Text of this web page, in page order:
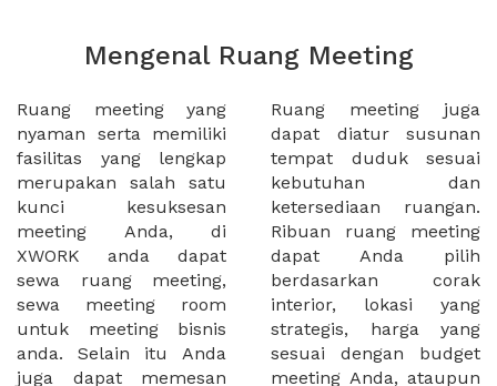
Mengenal Ruang Meeting
Ruang meeting yang
nyaman serta memiliki
fasilitas yang lengkap
merupakan salah satu
kunci kesuksesan
meeting Anda, di
XWORK anda dapat
sewa ruang meeting,
sewa meeting room
untuk meeting bisnis
anda. Selain itu Anda
juga dapat memesan
Ruang meeting juga
dapat diatur susunan
tempat duduk sesuai
kebutuhan dan
ketersediaan ruangan.
Ribuan ruang meeting
dapat Anda pilih
berdasarkan corak
interior, lokasi yang
strategis, harga yang
sesuai dengan budget
meeting Anda, ataupun